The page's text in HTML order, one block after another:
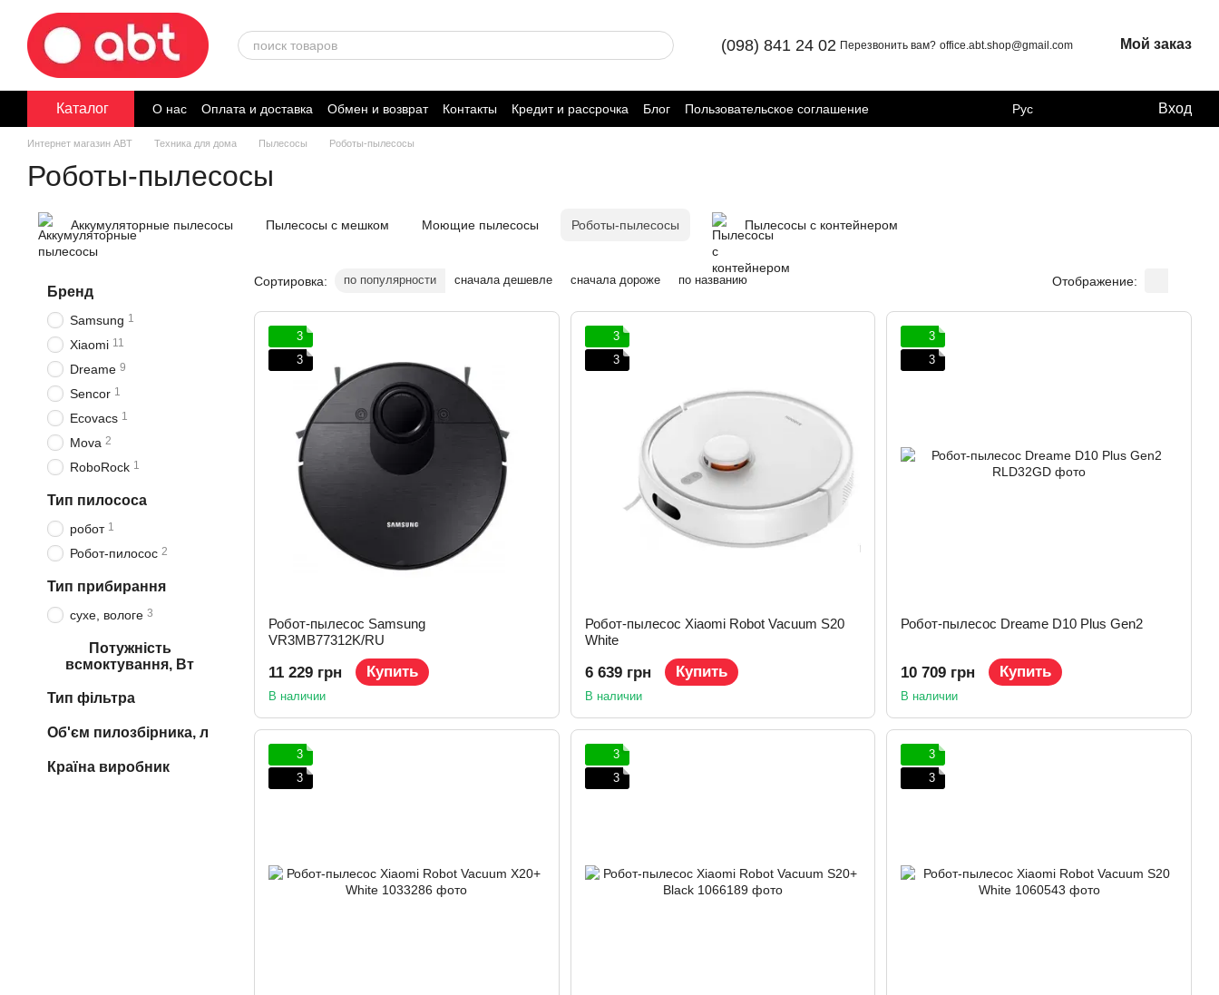
Перейти к основному контенту
(098) 841 24 02 Перезвонить вам? office.abt.shop@gmail.com Мой заказ
Каталог О нас Оплата и доставка Обмен и возврат Контакты Кредит и рассрочка Блог
Пользовательское соглашение
Договор публичной оферты
Рус Вход
Интернет магазин ABT Техника для дома Пылесосы Роботы-пылесосы
Роботы-пылесосы
Аккумуляторные пылесосы Пылесосы с мешком Моющие пылесосы Роботы-пылесосы Пылесосы с контейнером
Сортировка: по популярности сначала дешевле сначала дороже по названию Отображение:
3
3
Робот-пылесос Samsung
VR3MB77312K/RU
11 229 грн Купить
В наличии
3
3
Робот-пылесос Xiaomi Robot Vacuum S20
White
6 639 грн Купить
В наличии
3
3
Робот-пылесос Dreame D10 Plus Gen2
10 709 грн Купить
В наличии
3
3
3
3
3
3
Бренд
Samsung 1
Xiaomi 11
Dreame 9
Sencor 1
Ecovacs 1
Mova 2
RoboRock 1
Тип пилососа
робот 1
Робот-пилосос 2
Тип прибирання
сухе, вологе 3
Потужність
всмоктування, Вт
Тип фільтра
Об'єм пилозбірника, л
Країна виробник